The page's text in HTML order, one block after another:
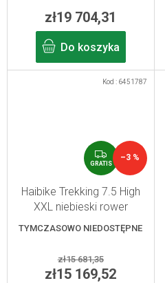
zł19 704,31
Do koszyka
G
R
A
T
S
GRATIS
–3 %
Haibike Trekking 7.5 High
XXL niebieski rower
trekkingowy e-bike
TYMCZASOWO NIEDOSTĘPNE
zł15 681,35
zł15 169,52
Kod : 6451787